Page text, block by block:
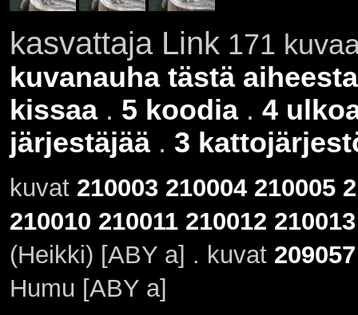
kasvattaja Link171
kuvanauha tästä aiheesta
kissaa. 5 koodia. 4
järjestäjää. 3
kuvat 210003 210004 210005
210010 210011 210012 210013
(Heikki) [ABY a] . kuvat 209057
Humu [ABY a]